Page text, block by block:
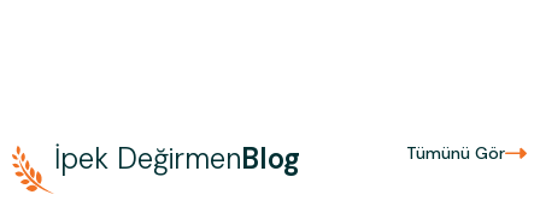
İpek DeğirmenBlog Tümünü Gör
E-posta adresinizi girerek pazarlama ve tanıtım ile ilgili iletişim almayı kabul
edersiniz ve Gizlilik Politikamızı okuduğunuzu ve kabul ettiğinizi onaylarsınız.